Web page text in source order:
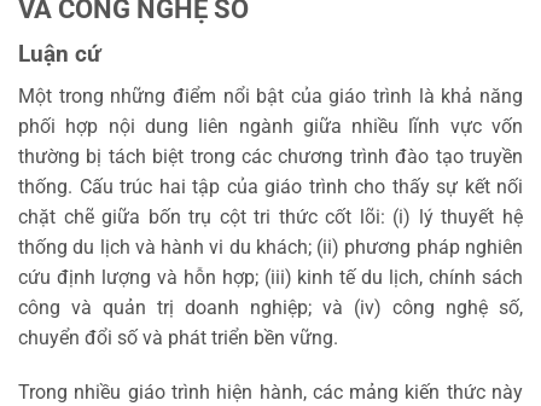
VÀ CÔNG NGHỆ SỐ
Luận cứ
Một trong những điểm nổi bật của giáo trình là khả năng
phối hợp nội dung liên ngành giữa nhiều lĩnh vực vốn
thường bị tách biệt trong các chương trình đào tạo truyền
thống. Cấu trúc hai tập của giáo trình cho thấy sự kết nối
chặt chẽ giữa bốn trụ cột tri thức cốt lõi: (i) lý thuyết hệ
thống du lịch và hành vi du khách; (ii) phương pháp nghiên
cứu định lượng và hỗn hợp; (iii) kinh tế du lịch, chính sách
công và quản trị doanh nghiệp; và (iv) công nghệ số,
chuyển đổi số và phát triển bền vững.
Trong nhiều giáo trình hiện hành, các mảng kiến thức này